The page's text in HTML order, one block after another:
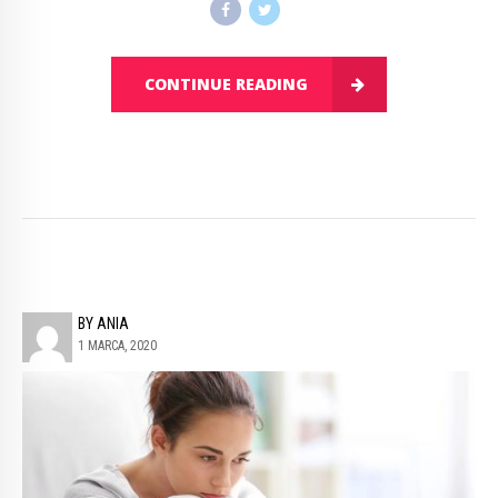
CONTINUE READING
BY ANIA
1 MARCA, 2020